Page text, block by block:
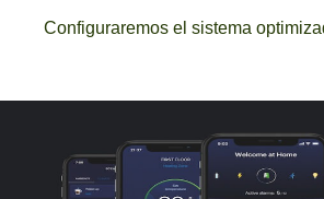
Configuraremos el sistema